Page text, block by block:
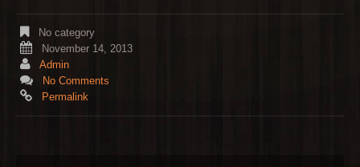
No category
November 14, 2013
Admin
No Comments
Permalink